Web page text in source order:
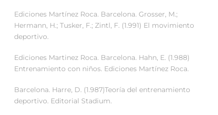
Ediciones Martínez Roca. Barcelona. Grosser, M.;
Hermann, H.; Tusker, F.; Zintl, F. (1.991) El movimiento
deportivo.
Ediciones Martinez Roca. Barcelona. Hahn, E. (1.988)
Entrenamiento con niños. Ediciones Martínez Roca.
Barcelona. Harre, D. (1.987)Teoría del entrenamiento
deportivo. Editorial Stadium.